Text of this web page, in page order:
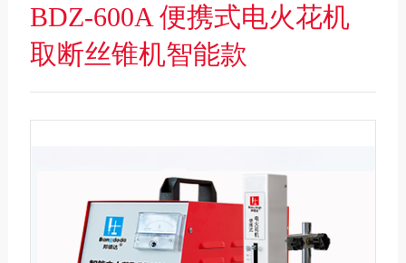
BDZ-600A 便携式电火花机
取断丝锥机智能款